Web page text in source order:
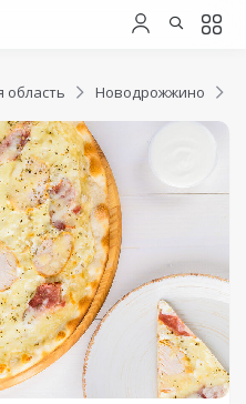
область Новодрожжино